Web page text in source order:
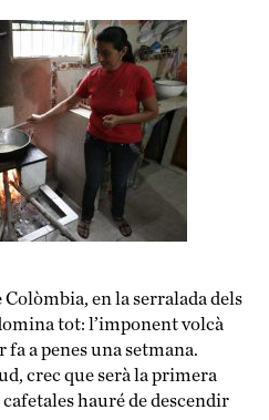
en la serralada dels
tot: l’imponent volcà
fa a penes una setmana.
crec que serà la primera
hauré de descendir